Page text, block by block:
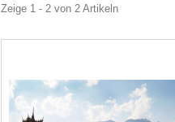
Zeige 1 - 2 von 2 Artikeln